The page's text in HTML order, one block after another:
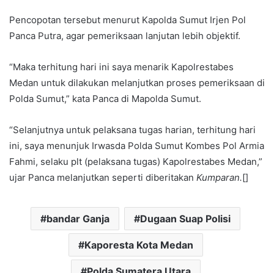
Pencopotan tersebut menurut Kapolda Sumut Irjen Pol
Panca Putra, agar pemeriksaan lanjutan lebih objektif.
“Maka terhitung hari ini saya menarik Kapolrestabes
Medan untuk dilakukan melanjutkan proses pemeriksaan di
Polda Sumut,” kata Panca di Mapolda Sumut.
“Selanjutnya untuk pelaksana tugas harian, terhitung hari
ini, saya menunjuk Irwasda Polda Sumut Kombes Pol Armia
Fahmi, selaku plt (pelaksana tugas) Kapolrestabes Medan,”
ujar Panca melanjutkan seperti diberitakan Kumparan.[]
bandar Ganja Dugaan Suap Polisi
Kaporesta Kota Medan